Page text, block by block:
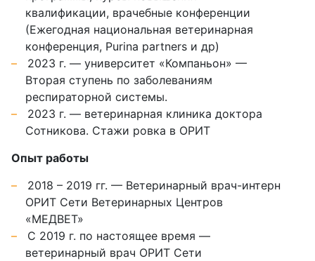
квалификации, врачебные конференции
(Ежегодная национальная ветеринарная
конференция, Purina partners и др)
2023 г. — университет «Компаньон» —
Вторая ступень по заболеваниям
респираторной системы.
2023 г. — ветеринарная клиника доктора
Сотникова. Cтaжи ровка в ОРИТ
Опыт работы
2018 – 2019 гг. — Ветеринарный врач-интерн
ОРИТ Сети Ветеринарных Центров
«МЕДВЕТ»
С 2019 г. по настоящее время —
ветеринарный врач ОРИТ Сети